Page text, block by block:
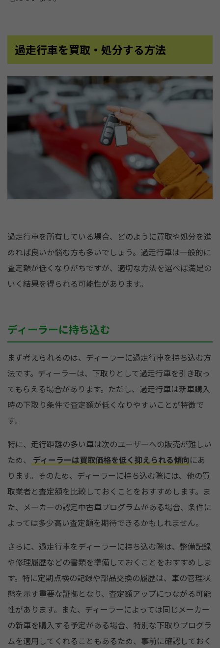
過走行車を買取・処分する方法
過走行車を所有している場合、どのように買取や処分を進
めれば良いか悩む方も多いでしょう。過走行車は一般的に
査定額が低くなりがちですが、適切な方法を選べば満足の
いく結果を得られる可能性があります。
ディーラーに持ち込む
まず考えられるのは、ディーラーに過走行車を持ち込む方
法です。ディーラーは、下取りとして過走行車を引き取っ
てもらえる場合があります。ただし、過走行車は新車購入
時の下取り条件で査定額が低くなりやすいことが特徴で
す。
特に、走行距離の多い車は次のユーザーへの販売が難しい
ため、
ディーラーは買取価格を低く抑えられる傾向にあ
ります。そのため、ディーラーに持ち込む際には、他の買
取業者と査定額を比較しておくことをおすすめします。ま
た、メーカーの認定中古車プログラムがある場合、条件に
よっては多少高い査定額を期待できるかもしれません。
さらに、過走行車をディーラーに持ち込む際は、整備記録
や修理履歴などの書類を準備しておくことをおすすめしま
す。特に定期点検の記録や部品交換の履歴は、車の管理状
態を示す重要な証拠となり、査定額アップにつながる可能
性があります。また、ディーラーによっては同じメーカー
の新車を購入する予定がある場合、特別な下取りプログラ
ムを適用してくれることもあるため、事前に確認しておく